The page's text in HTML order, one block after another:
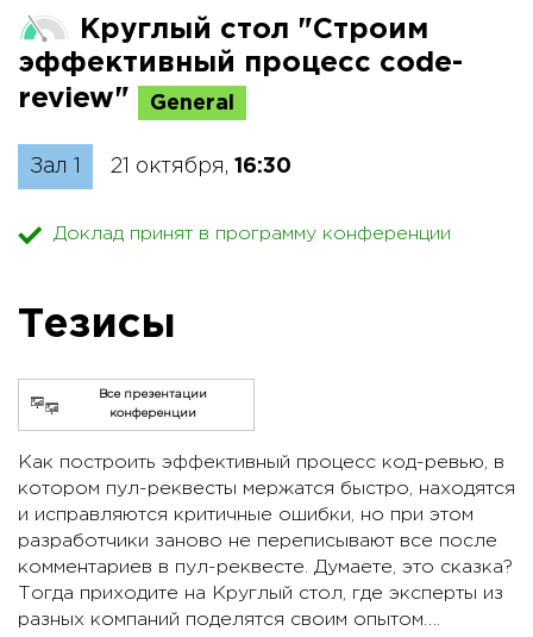
Круглый стол "Строим
эффективный процесс code-
review"
General
Зал 1 21 октября, 16:30
Доклад принят в программу конференции
Тезисы
Все презентации
конференции
Как построить эффективный процесс код-ревью, в
котором пул-реквесты мержатся быстро, находятся
и исправляются критичные ошибки, но при этом
разработчики заново не переписывают все после
комментариев в пул-реквесте. Думаете, это сказка?
Тогда приходите на Круглый стол, где эксперты из
разных компаний поделятся своим опытом….